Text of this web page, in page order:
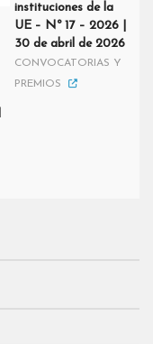
instituciones de la
UE – Nº 17 – 2026 |
30 de abril de 2026
CONVOCATORIAS Y
PREMIOS